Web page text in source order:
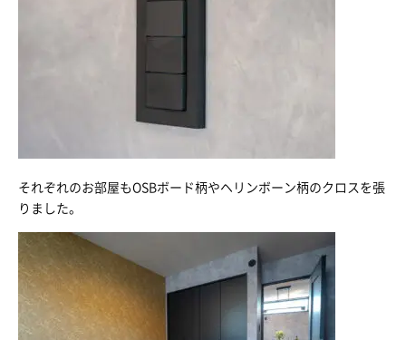
それぞれのお部屋もOSBボード柄やヘリンボーン柄のクロスを張
りました。